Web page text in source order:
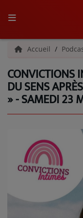
ACCUEIL
RADIO
QUI SOMMES-NOUS ?
L'ÉQUIPE
GRILLE DES
C'ÉTAIT QUOI CE TITRE ?
PODCASTS - SAISON
Accueil
CONVICTIONS
DU SENS
» - SAMEDI 23